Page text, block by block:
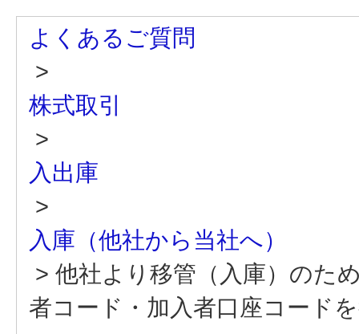
よくあるご質問
>
株式取引
>
入出庫
>
入庫（他社から当社へ）
> 他社より移管（入庫）のた
者コード・加入者口座コード